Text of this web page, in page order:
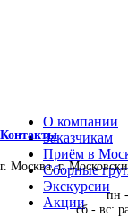
Контакты
г. Москва, г.
пн
сб - вс:
О компании
Заказчикам
Приём в
Сборные
Экскурсии
Акции